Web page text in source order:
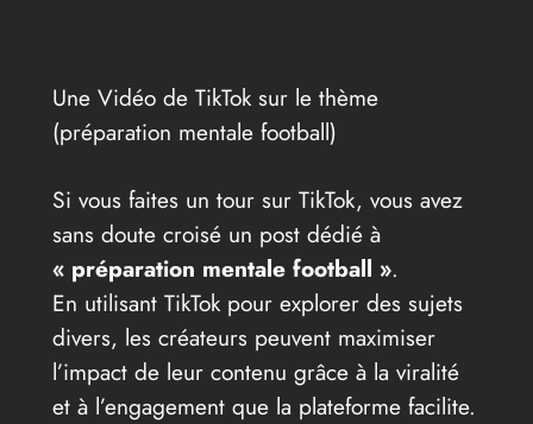
Une Vidéo de TikTok sur le thème
(préparation mentale football)
Si vous faites un tour sur TikTok, vous avez
sans doute croisé un post dédié à
« préparation mentale football ».
En utilisant TikTok pour explorer des sujets
divers, les créateurs peuvent maximiser
l’impact de leur contenu grâce à la viralité
et à l’engagement que la plateforme facilite.